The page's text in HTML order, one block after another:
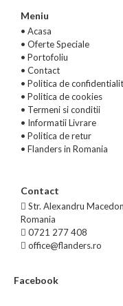
Meniu
• Acasa
• Oferte Speciale
• Portofoliu
• Contact
• Politica de
• Politica de cookies
• Termeni si conditii
• Informatii Livrare
• Politica de retur
• Flanders in Romania
Contact
Str. Alexandru
Romania
0721 277 408
office@flanders.ro
Facebook